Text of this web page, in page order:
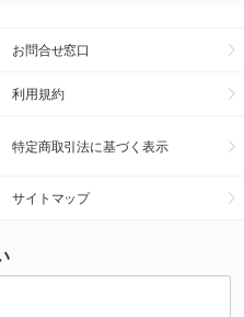
お問合せ窓口
利用規約
特定商取引法に基づく表示
サイトマップ